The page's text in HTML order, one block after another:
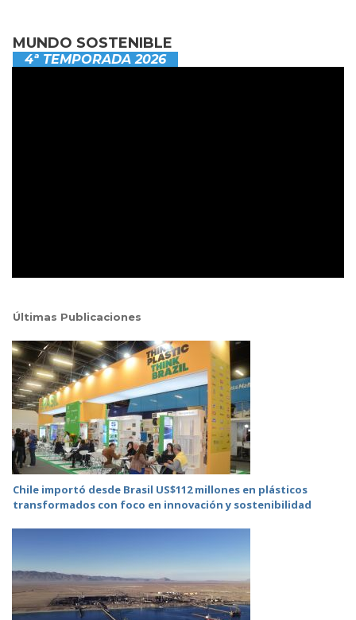
MUNDO SOSTENIBLE
4ª TEMPORADA 2026
Últimas Publicaciones
Chile importó desde Brasil US$112 millones en plásticos
transformados con foco en innovación y sostenibilidad